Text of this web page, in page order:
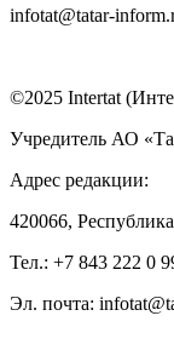
infotat@tatar-
©2025 Intertat
Учредитель АО
Адрес редакции:
420066,
Тел.: +7 843 222 0
Эл. почта: